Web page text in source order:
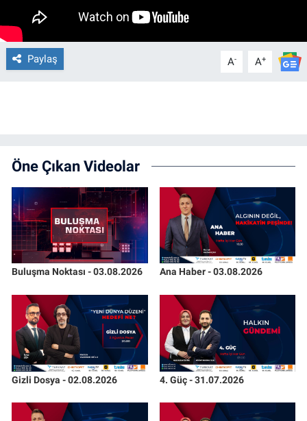
Paylaş A- A+
Öne Çıkan Videolar
Buluşma Noktası - 03.08.2026 Ana Haber - 03.08.2026
Gizli Dosya - 02.08.2026 4. Güç - 31.07.2026